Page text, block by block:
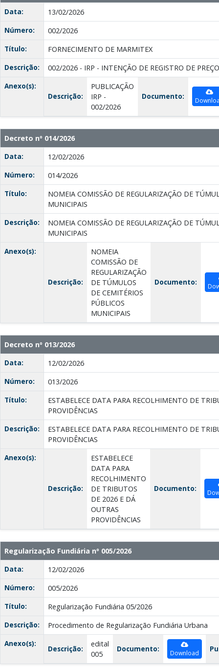
Data:
13/02/2026
Número:
002/2026
Título:
FORNECIMENTO DE MARMITEX
Descrição:
002/2026 - IRP - INTENÇÃO DE REGISTRO DE
Anexo(s):
Descrição:
PUBLICAÇÃO
IRP -
002/2026
Documento:
Decreto nº 014/2026
Data:
12/02/2026
Número:
014/2026
Título:
NOMEIA COMISSÃO DE REGULARIZAÇÃO DE
MUNICIPAIS
Descrição:
NOMEIA COMISSÃO DE REGULARIZAÇÃO DE
MUNICIPAIS
Anexo(s):
Descrição:
NOMEIA
COMISSÃO DE
REGULARIZAÇÃO
DE TÚMULOS
DE CEMITÉRIOS
PÚBLICOS
MUNICIPAIS
Documento:
Decreto nº 013/2026
Data:
12/02/2026
Número:
013/2026
Título:
ESTABELECE DATA PARA RECOLHIMENTO DE
PROVIDÊNCIAS
Descrição:
ESTABELECE DATA PARA RECOLHIMENTO DE
PROVIDÊNCIAS
Anexo(s):
Descrição:
ESTABELECE
DATA PARA
RECOLHIMENTO
DE TRIBUTOS
DE 2026 E DÁ
OUTRAS
PROVIDÊNCIAS
Documento:
Regularização Fundiária nº 005/2026
Data:
12/02/2026
Número:
005/2026
Título:
Regularização Fundiária 05/2026
Descrição:
Procedimento de Regularização Fundiária Urbana
Anexo(s):
Descrição:
edital
005
Documento: Download